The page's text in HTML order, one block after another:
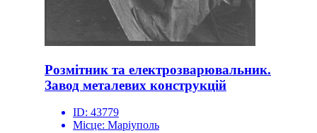
Розмітник та електрозварювальник.
Завод металевих конструкцій
ID: 43779
Місце: Маріуполь